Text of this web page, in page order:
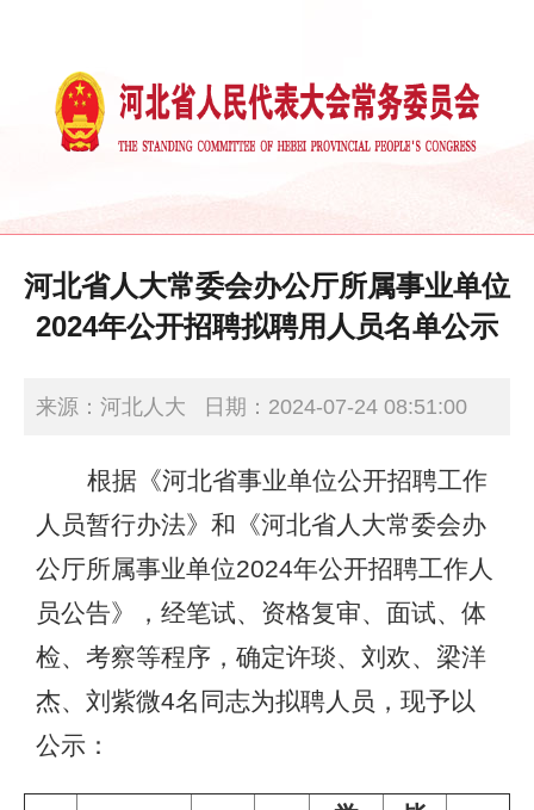
河北省人大常委会办公厅所属事业单位
2024年公开招聘拟聘用人员名单公示
来源：河北人大 日期：2024-07-24 08:51:00
根据《河北省事业单位公开招聘工作
人员暂行办法》和《河北省人大常委会办
公厅所属事业单位2024年公开招聘工作人
员公告》，经笔试、资格复审、面试、体
检、考察等程序，确定许琰、刘欢、梁洋
杰、刘紫微4名同志为拟聘人员，现予以
公示：